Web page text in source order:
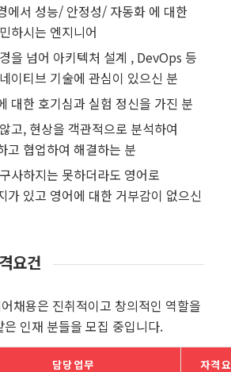
에서 성능/ 안정성/ 자동화 에 대한
하시는 엔지니어
을 넘어 아키텍처 설계 , DevOps 등
이티브 기술에 관심이 있으신 분
대한 호기심과 실험 정신을 가진 분
고, 현상을 객관적으로 분석하여
고 협업하여 해결하는 분
사하지는 못하더라도 영어로
가 있고 영어에 대한 거부감이 없으신
요건
채용은 진취적이고 창의적인 역할을
인재 분들을 모집 중입니다.
담당업무 자격